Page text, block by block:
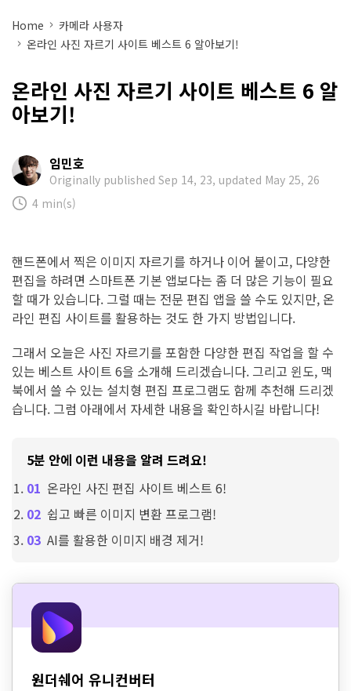
카메라 사용자
더 많은 솔루션 알아보기
Home
카메라 사용자
온라인 사진 자르기 사이트 베스트 6 알아보기!
온라인 사진 자르기 사이트 베스트 6 알
아보기!
임민호
Originally published Sep 14, 23, updated May 25, 26
4 min(s)
핸드폰에서 찍은 이미지 자르기를 하거나 이어 붙이고, 다양한
편집을 하려면 스마트폰 기본 앱보다는 좀 더 많은 기능이 필요
할 때가 있습니다. 그럴 때는 전문 편집 앱을 쓸 수도 있지만, 온
라인 편집 사이트를 활용하는 것도 한 가지 방법입니다.
그래서 오늘은 사진 자르기를 포함한 다양한 편집 작업을 할 수
있는 베스트 사이트 6을 소개해 드리겠습니다. 그리고 윈도, 맥
북에서 쓸 수 있는 설치형 편집 프로그램도 함께 추천해 드리겠
습니다. 그럼 아래에서 자세한 내용을 확인하시길 바랍니다!
5분 안에 이런 내용을 알려 드려요!
온라인 사진 편집 사이트 베스트 6!
쉽고 빠른 이미지 변환 프로그램!
AI를 활용한 이미지 배경 제거!
원더쉐어 유니컨버터